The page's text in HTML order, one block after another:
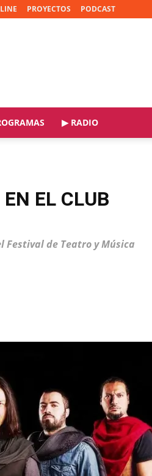
PROYECTOS PODCAST
▶ RADIO
EL CLUB
Festival de Teatro y Música